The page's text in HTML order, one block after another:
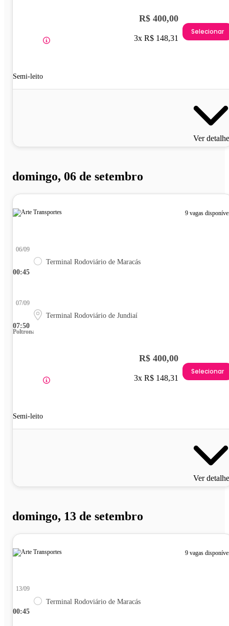
Semi-leito
R$ 400,00
3x R$ 148,31
Selecionar
Ver
domingo, 06 de setembro
9 vagas
00:45
06/09
Terminal Rodoviário de Maracás
07:50
07/09
Terminal Rodoviário de Jundiaí
Poltrona
Semi-leito
R$ 400,00
3x R$ 148,31
Selecionar
Ver
domingo, 13 de setembro
9 vagas
00:45
13/09
Terminal Rodoviário de Maracás